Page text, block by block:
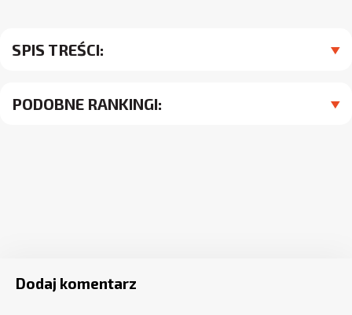
SPIS TREŚCI:
PODOBNE RANKINGI:
Dodaj komentarz